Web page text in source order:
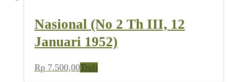
Nasional (No 2 Th III, 12
Januari 1952)
Rp 7.500,00Troli